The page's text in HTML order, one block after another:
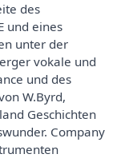
des
und eines
unter der
vokale und
und des
W.Byrd,
Geschichten
Company